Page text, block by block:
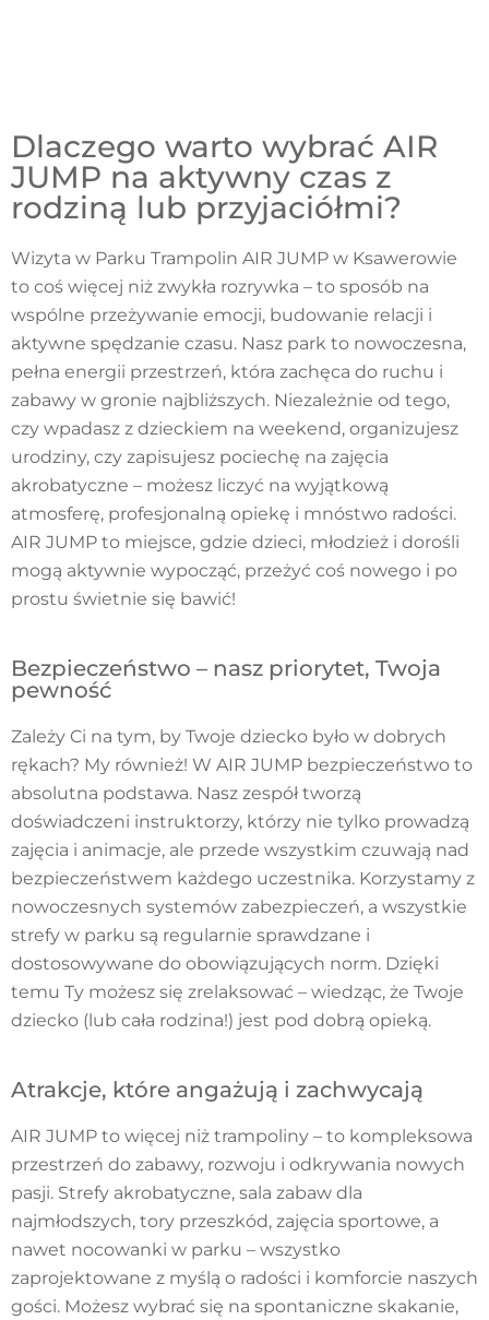
Dlaczego warto wybrać AIR
JUMP na aktywny czas z
rodziną lub przyjaciółmi?
Wizyta w Parku Trampolin AIR JUMP w Ksawerowie
to coś więcej niż zwykła rozrywka – to sposób na
wspólne przeżywanie emocji, budowanie relacji i
aktywne spędzanie czasu. Nasz park to nowoczesna,
pełna energii przestrzeń, która zachęca do ruchu i
zabawy w gronie najbliższych. Niezależnie od tego,
czy wpadasz z dzieckiem na weekend, organizujesz
urodziny, czy zapisujesz pociechę na zajęcia
akrobatyczne – możesz liczyć na wyjątkową
atmosferę, profesjonalną opiekę i mnóstwo radości.
AIR JUMP to miejsce, gdzie dzieci, młodzież i dorośli
mogą aktywnie wypocząć, przeżyć coś nowego i po
prostu świetnie się bawić!
Bezpieczeństwo – nasz priorytet, Twoja
pewność
Zależy Ci na tym, by Twoje dziecko było w dobrych
rękach? My również! W AIR JUMP bezpieczeństwo to
absolutna podstawa. Nasz zespół tworzą
doświadczeni instruktorzy, którzy nie tylko prowadzą
zajęcia i animacje, ale przede wszystkim czuwają nad
bezpieczeństwem każdego uczestnika. Korzystamy z
nowoczesnych systemów zabezpieczeń, a wszystkie
strefy w parku są regularnie sprawdzane i
dostosowywane do obowiązujących norm. Dzięki
temu Ty możesz się zrelaksować – wiedząc, że Twoje
dziecko (lub cała rodzina!) jest pod dobrą opieką.
Atrakcje, które angażują i zachwycają
AIR JUMP to więcej niż trampoliny – to kompleksowa
przestrzeń do zabawy, rozwoju i odkrywania nowych
pasji. Strefy akrobatyczne, sala zabaw dla
najmłodszych, tory przeszkód, zajęcia sportowe, a
nawet nocowanki w parku – wszystko
zaprojektowane z myślą o radości i komforcie naszych
gości. Możesz wybrać się na spontaniczne skakanie,